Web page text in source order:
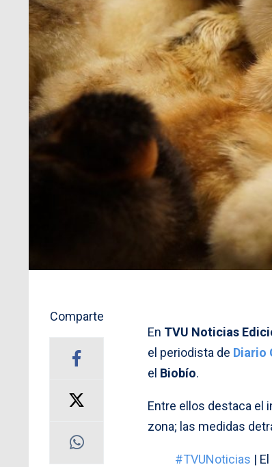
Comparte
En TVU Noticias
el periodista de Diario
el Biobío.
Entre ellos destaca el
zona; las medidas
#TVUNoticias |